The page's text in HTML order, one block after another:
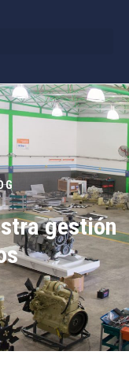
gestión